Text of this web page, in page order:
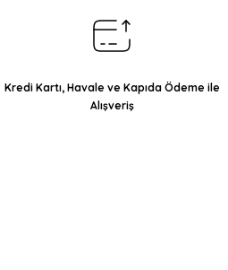
Kredi Kartı, Havale ve Kapıda Ödeme ile
Alışveriş